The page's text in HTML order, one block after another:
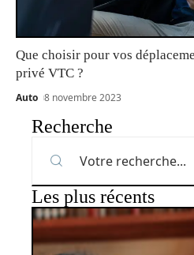
Que choisir pour vos
privé VTC ?
Auto 8 novembre 2023
Recherche
Les plus récents